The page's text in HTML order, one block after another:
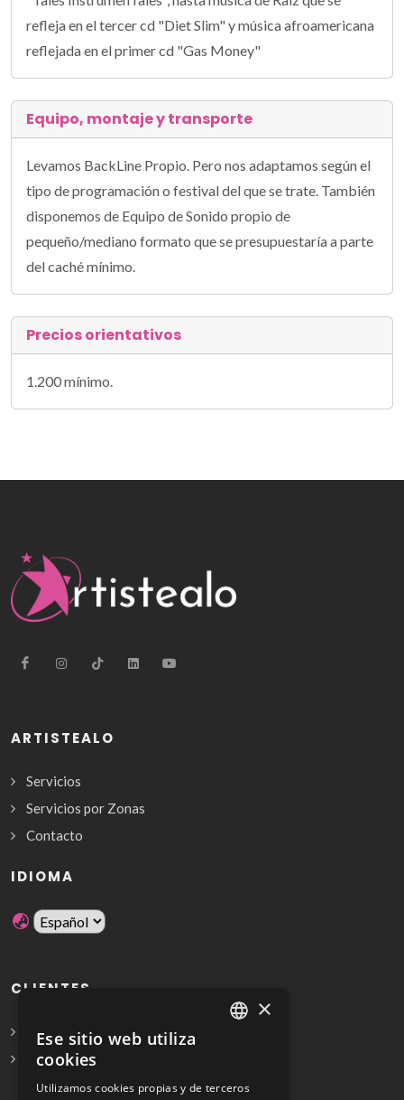
refleja en el tercer cd "Diet Slim" y música afroamericana
reflejada en el primer cd "Gas Money"
Equipo, montaje y transporte
Levamos BackLine Propio. Pero nos adaptamos según el
tipo de programación o festival del que se trate. También
disponemos de Equipo de Sonido propio de
pequeño/mediano formato que se presupuestaría a parte
del caché mínimo.
Precios orientativos
1.200 mínimo.
ARTISTEALO
Servicios
Servicios por Zonas
Contacto
IDIOMA
CLIENTES
Solicita Presupuesto Gratis
Preguntas frecuentes
×
Ese sitio web utiliza
cookies
Utilizamos cookies propias y de terceros